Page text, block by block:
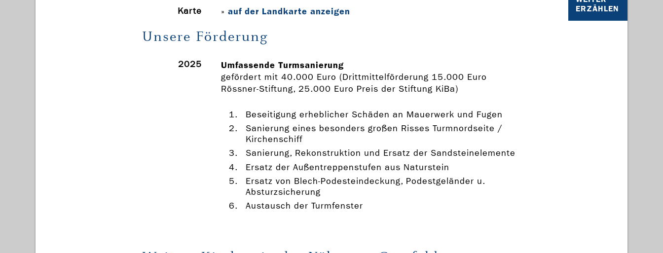
ERZÄHLEN
Karte
» auf der Landkarte anzeigen
Unsere Förderung
2025 Umfassende Turmsanierung
gefördert mit 40.000 Euro (Drittmittelförderung 15.000 Euro
Rössner-Stiftung, 25.000 Euro Preis der Stiftung KiBa)
Beseitigung erheblicher Schäden an Mauerwerk und Fugen
Sanierung eines besonders großen Risses Turmnordseite /
Kirchenschiff
Sanierung, Rekonstruktion und Ersatz der Sandsteinelemente
Ersatz der Außentreppenstufen aus Naturstein
Ersatz von Blech-Podesteindeckung, Podestgeländer u.
Absturzsicherung
Austausch der Turmfenster